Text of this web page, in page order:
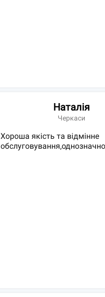
Наталія
Черкаси
Хороша якість та відмінне
обслуговування,однозначно